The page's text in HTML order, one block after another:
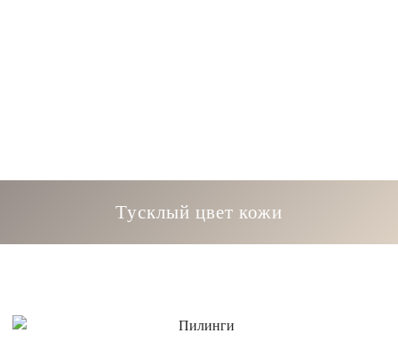
Тусклый цвет кожи